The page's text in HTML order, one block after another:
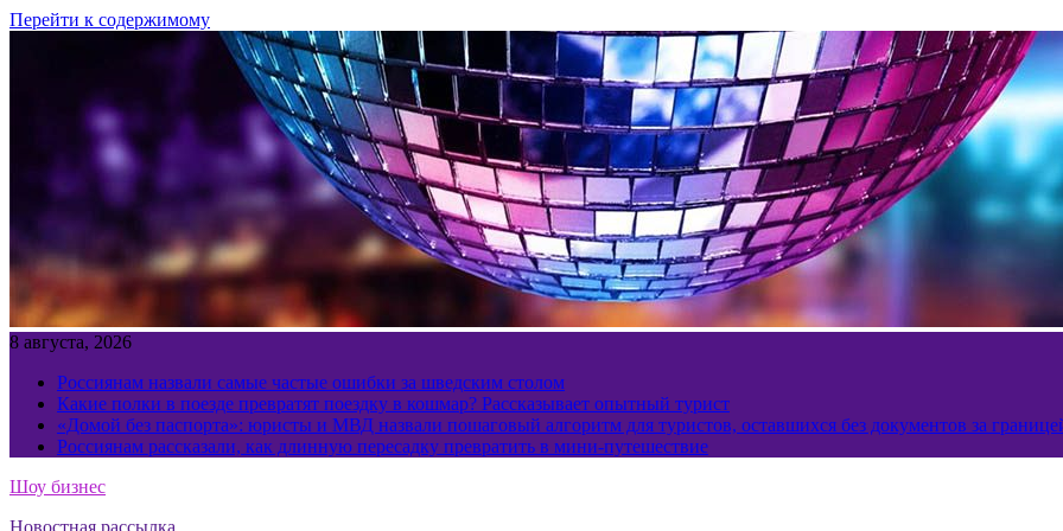
Перейти к содержимому
8 августа, 2026
Россиянам назвали самые частые ошибки за шведским столом
Какие полки в поезде превратят поездку в кошмар? Рассказывает опытный турист
«Домой без паспорта»: юристы и МВД назвали пошаговый алгоритм для туристов, оставшихся без документов за
Россиянам рассказали, как длинную пересадку превратить в мини-путешествие
Шоу бизнес
Новостная рассылка